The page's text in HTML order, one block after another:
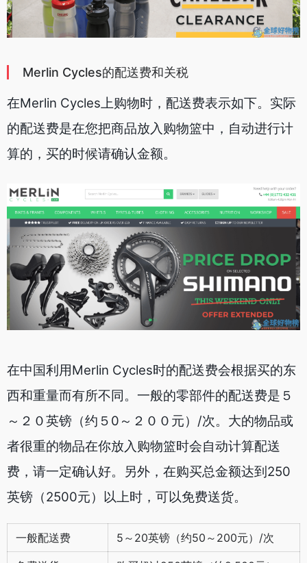
Merlin Cycles的配送费和关税
在Merlin Cycles上购物时，配送费表示如下。实际
的配送费是在您把商品放入购物篮中，自动进行计
算的，买的时候请确认金额。
在中国利用Merlin Cycles时的配送费会根据买的东
西和重量而有所不同。一般的零部件的配送费是５
～２０英镑（约５0～２００元）/次。大的物品或
者很重的物品在你放入购物篮时会自动计算配送
费，请一定确认好。另外，在购买总金额达到250
英镑（2500元）以上时，可以免费送货。
一般配送费 5～20英镑（约50～200元）/次